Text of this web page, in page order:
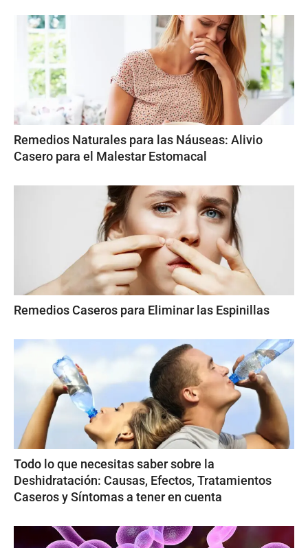
Remedios Naturales para las Náuseas: Alivio
Casero para el Malestar Estomacal
Remedios Caseros para Eliminar las Espinillas
Todo lo que necesitas saber sobre la
Deshidratación: Causas, Efectos, Tratamientos
Caseros y Síntomas a tener en cuenta